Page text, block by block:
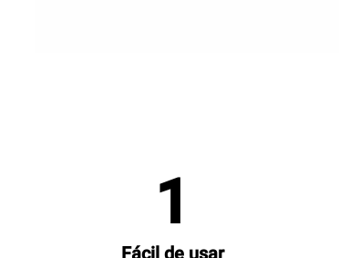
1
Fácil de usar